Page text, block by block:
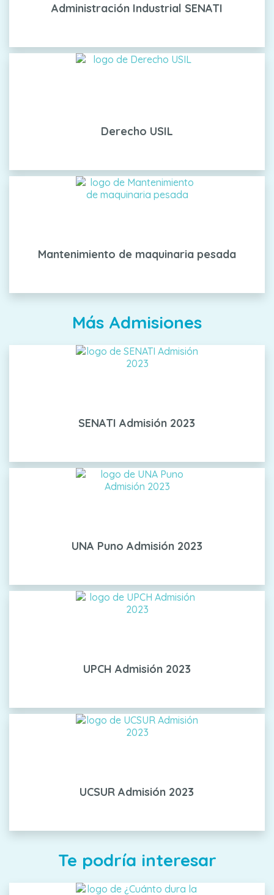
Administración Industrial SENATI
Derecho USIL
Mantenimiento de maquinaria pesada
Más Admisiones
SENATI Admisión 2023
UNA Puno Admisión 2023
UPCH Admisión 2023
UCSUR Admisión 2023
Te podría interesar